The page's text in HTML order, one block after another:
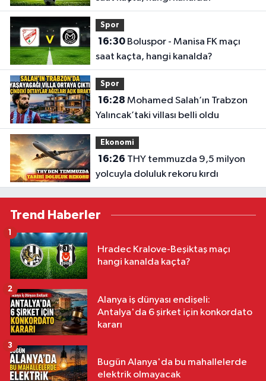
Spor
16:30Boluspor - Manisa FK maçı
saat kaçta, hangi kanalda?
Spor
16:28
Yalıncak’taki villası belli oldu
Ekonomi
16:26
yolcuyla doluluk rekoru kırdı
Trend Haberler
Hradec Kralove-Beşiktaş maçı
hangi kanalda kaçta?
1
Alanya iş dünyası endişeli:
Antalya'da 6 şirket için konkordato
kararı
2
Bugün Alanya'da bu mahallelerde
elektrik olmayacak
3